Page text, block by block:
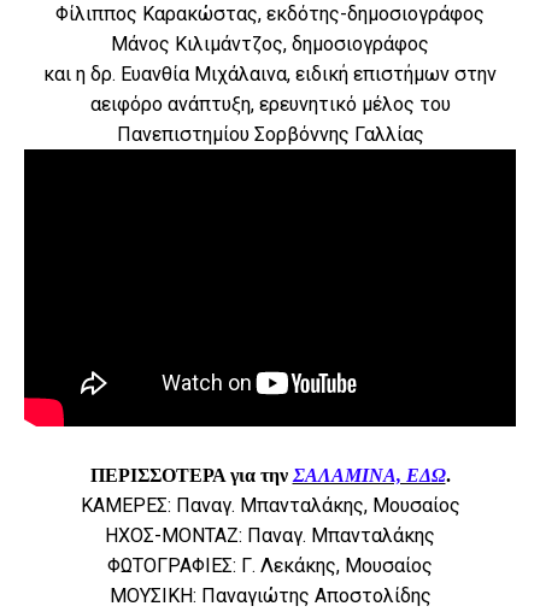
Φίλιππος Καρακώστας, εκδότης-δημοσιογράφος
Μάνος Κιλιμάντζος, δημοσιογράφος
και η δρ. Ευανθία Μιχάλαινα, ειδική επιστήμων στην
αειφόρο ανάπτυξη, ερευνητικό μέλος του
Πανεπιστημίου Σορβόννης Γαλλίας
ΠΕΡΙΣΣΟΤΕΡΑ για την ΣΑΛΑΜΙΝΑ, ΕΔΩ.
ΚΑΜΕΡΕΣ: Παναγ. Μπανταλάκης, Μουσαίος
ΗΧΟΣ-ΜΟΝΤΑΖ: Παναγ. Μπανταλάκης
ΦΩΤΟΓΡΑΦΙΕΣ: Γ. Λεκάκης, Μουσαίος
ΜΟΥΣΙΚΗ: Παναγιώτης Αποστολίδης